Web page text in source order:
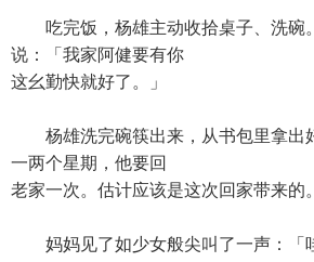
吃完饭，杨雄主动收拾桌子、洗碗
说：「我家阿健要有你
这幺勤快就好了。」
杨雄洗完碗筷出来，从书包里拿出
一两个星期，他要回
老家一次。估计应该是这次回家带来的。
妈妈见了如少女般尖叫了一声：「